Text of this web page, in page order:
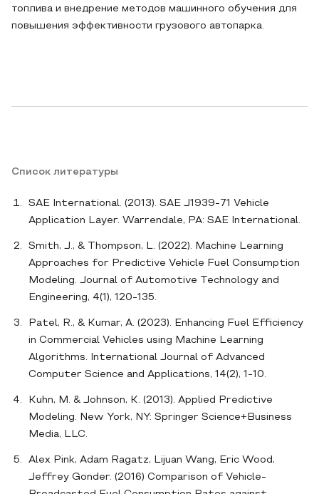
топлива и внедрение методов машинного обучения для
повышения эффективности грузового автопарка.
Список литературы
SAE International. (2013). SAE J1939-71 Vehicle
Application Layer. Warrendale, PA: SAE International.
Smith, J., & Thompson, L. (2022). Machine Learning
Approaches for Predictive Vehicle Fuel Consumption
Modeling. Journal of Automotive Technology and
Engineering, 4(1), 120-135.
Patel, R., & Kumar, A. (2023). Enhancing Fuel Efficiency
in Commercial Vehicles using Machine Learning
Algorithms. International Journal of Advanced
Computer Science and Applications, 14(2), 1-10.
Kuhn, M. & Johnson, K. (2013). Applied Predictive
Modeling. New York, NY: Springer Science+Business
Media, LLC.
Alex Pink, Adam Ragatz, Lijuan Wang, Eric Wood,
Jeffrey Gonder. (2016) Comparison of Vehicle-